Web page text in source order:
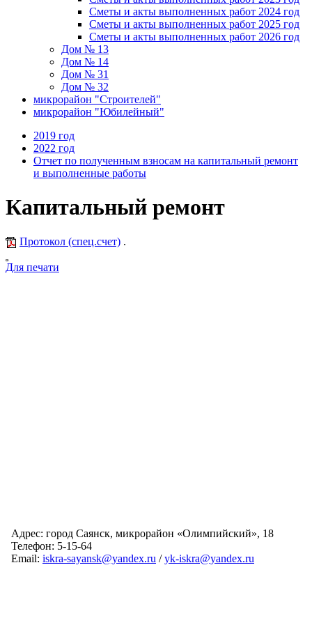
Сметы и акты выполненных работ 2024 год
Сметы и акты выполненных работ 2025 год
Сметы и акты выполненных работ 2026 год
Дом № 13
Дом № 14
Дом № 31
Дом № 32
микрорайон "Строителей"
микрорайон "Юбилейный"
2019 год
2022 год
Отчет по полученным взносам на капитальный ремонт
и выполненные работы
Капитальный ремонт
Протокол (спец.счет) .
Для печати
Адрес: город Саянск, микрорайон «Олимпийский», 18
Телефон: 5-15-64
Email: iskra-sayansk@yandex.ru /yk-iskra@yandex.ru